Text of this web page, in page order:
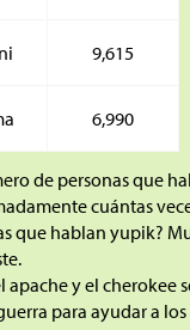
9,615
6,990
de personas que
cuántas
que hablan yupik?
apache y el cherokee
para ayudar a